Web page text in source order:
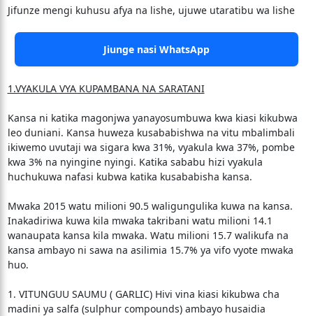
Jifunze mengi kuhusu afya na lishe, ujuwe utaratibu wa lishe
Jiunge nasi WhatsApp
1.VYAKULA VYA KUPAMBANA NA SARATANI
Kansa ni katika magonjwa yanayosumbuwa kwa kiasi kikubwa
leo duniani. Kansa huweza kusababishwa na vitu mbalimbali
ikiwemo uvutaji wa sigara kwa 31%, vyakula kwa 37%, pombe
kwa 3% na nyingine nyingi. Katika sababu hizi vyakula
huchukuwa nafasi kubwa katika kusababisha kansa.
Mwaka 2015 watu milioni 90.5 waligungulika kuwa na kansa.
Inakadiriwa kuwa kila mwaka takribani watu milioni 14.1
wanaupata kansa kila mwaka. Watu milioni 15.7 walikufa na
kansa ambayo ni sawa na asilimia 15.7% ya vifo vyote mwaka
huo.
1. VITUNGUU SAUMU ( GARLIC) Hivi vina kiasi kikubwa cha
madini ya salfa (sulphur compounds) ambayo husaidia